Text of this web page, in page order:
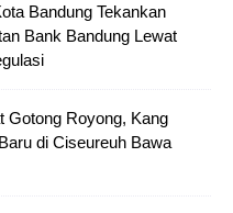
Bandung Tekankan
Bank Bandung Lewat
Gotong Royong, Kang
di Ciseureuh Bawa